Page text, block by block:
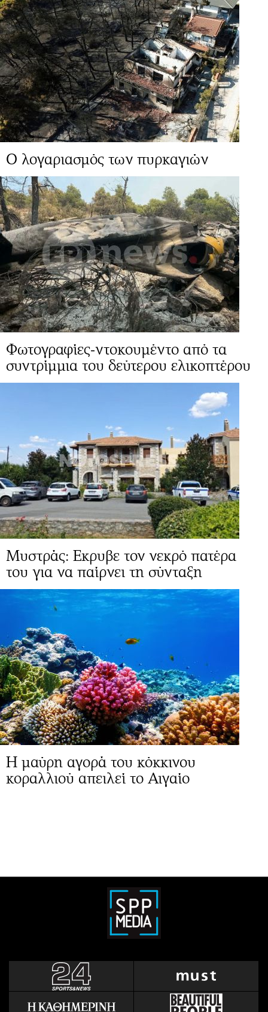
Ο λογαριασμός των πυρκαγιών
Φωτογραφίες-ντοκουμέντο από τα
συντρίμμια του δεύτερου ελικοπτέρου
Μυστράς: Εκρυβε τον νεκρό πατέρα
του για να παίρνει τη σύνταξη
Η μαύρη αγορά του κόκκινου
κοραλλιού απειλεί το Αιγαίο